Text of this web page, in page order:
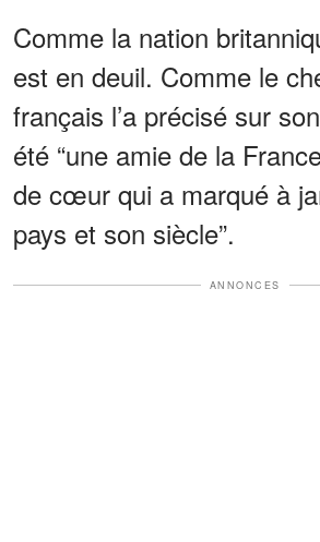
Comme la nation
est en deuil. Comme le
français l’a précisé sur
été “une amie de la
de cœur qui a marqué à
pays et son siècle”.
ANNONCES